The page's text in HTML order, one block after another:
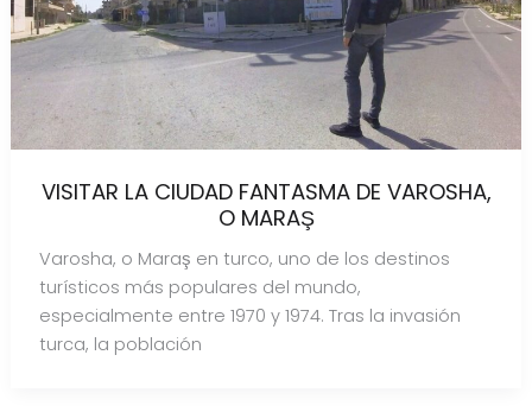
VISITAR LA CIUDAD FANTASMA DE VAROSHA,
O MARAŞ
Varosha, o Maraş en turco, uno de los destinos
turísticos más populares del mundo,
especialmente entre 1970 y 1974. Tras la invasión
turca, la población